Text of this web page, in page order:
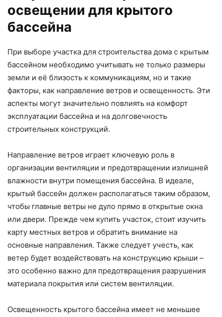
освещении для крытого
бассейна
При выборе участка для строительства дома с крытым
бассейном необходимо учитывать не только размеры
земли и её близость к коммуникациям, но и такие
факторы, как направление ветров и освещенность. Эти
аспекты могут значительно повлиять на комфорт
эксплуатации бассейна и на долговечность
строительных конструкций.
Направление ветров играет ключевую роль в
организации вентиляции и предотвращении излишней
влажности внутри помещения бассейна. В идеале,
крытый бассейн должен располагаться таким образом,
чтобы главные ветры не дуло прямо в открытые окна
или двери. Прежде чем купить участок, стоит изучить
карту местных ветров и обратить внимание на
основные направления. Также следует учесть, как
ветер будет воздействовать на конструкцию крыши –
это особенно важно для предотвращения разрушения
материала покрытия или систем вентиляции.
Освещенность крытого бассейна имеет не меньшее